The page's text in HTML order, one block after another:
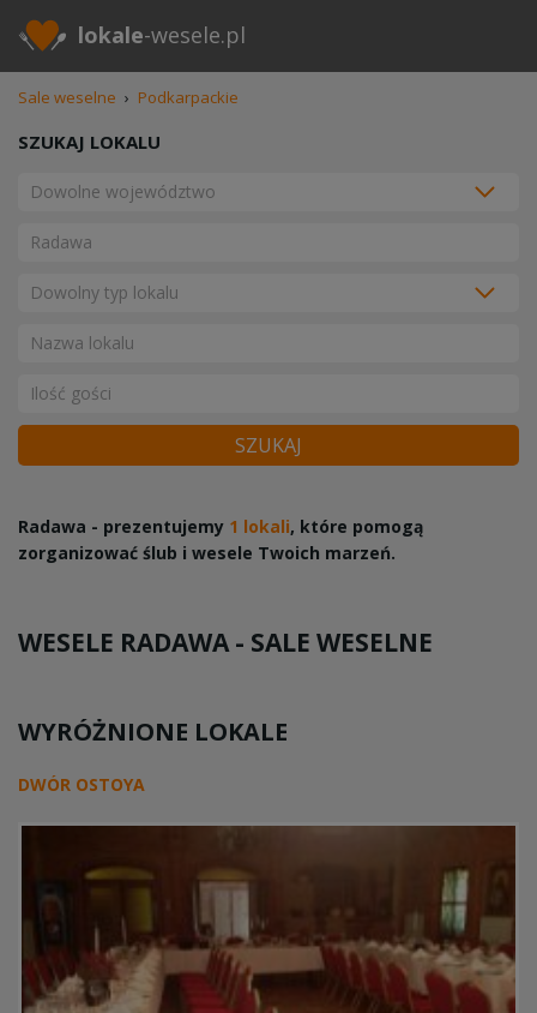
lokale-wesele.pl
Sale weselne › Podkarpackie
SZUKAJ LOKALU
SZUKAJ
Radawa - prezentujemy 1 lokali, które pomogą
zorganizować ślub i wesele Twoich marzeń.
WESELE RADAWA - SALE WESELNE
WYRÓŻNIONE LOKALE
DWÓR OSTOYA